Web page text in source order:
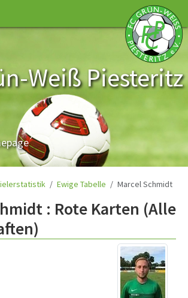
Weiß Piesteritz
Ewige Tabelle Marcel Schmidt
: Rote Karten (Alle